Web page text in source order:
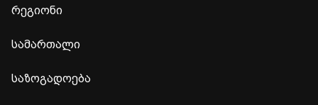
რეგიონი
სამართალი
საზოგადოება